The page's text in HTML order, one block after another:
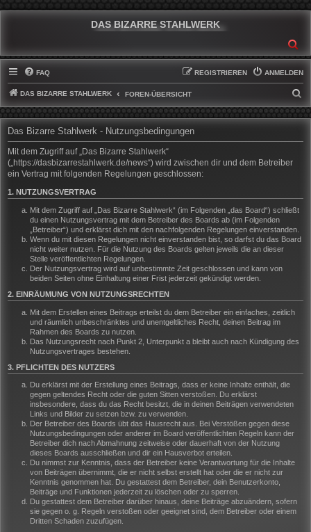
DAS BIZARRE STAHLWERK
FAQ ANMELDEN
REGISTRIEREN
DAS BIZARRE STAHLWERK FOREN-ÜBERSICHT
U
H
Das Bizarre Stahlwerk - Nutzungsbedingungen
Mit dem Zugriff auf „Das Bizarre Stahlwerk“
(„https://dasbizarrestahlwerk.de/news“) wird zwischen dir und dem Betreiber
ein Vertrag mit folgenden Regelungen geschlossen:
1. NUTZUNGSVERTRAG
Mit dem Zugriff auf „Das Bizarre Stahlwerk“ (im Folgenden „das Board“) schließt
du einen Nutzungsvertrag mit dem Betreiber des Boards ab (im Folgenden
„Betreiber“) und erklärst dich mit den nachfolgenden Regelungen einverstanden.
Wenn du mit diesen Regelungen nicht einverstanden bist, so darfst du das Board
nicht weiter nutzen. Für die Nutzung des Boards gelten jeweils die an dieser
Stelle veröffentlichten Regelungen.
Der Nutzungsvertrag wird auf unbestimmte Zeit geschlossen und kann von
beiden Seiten ohne Einhaltung einer Frist jederzeit gekündigt werden.
2. EINRÄUMUNG VON NUTZUNGSRECHTEN
Mit dem Erstellen eines Beitrags erteilst du dem Betreiber ein einfaches, zeitlich
und räumlich unbeschränktes und unentgeltliches Recht, deinen Beitrag im
Rahmen des Boards zu nutzen.
Das Nutzungsrecht nach Punkt 2, Unterpunkt a bleibt auch nach Kündigung des
Nutzungsvertrages bestehen.
3. PFLICHTEN DES NUTZERS
Du erklärst mit der Erstellung eines Beitrags, dass er keine Inhalte enthält, die
gegen geltendes Recht oder die guten Sitten verstoßen. Du erklärst
insbesondere, dass du das Recht besitzt, die in deinen Beiträgen verwendeten
Links und Bilder zu setzen bzw. zu verwenden.
Der Betreiber des Boards übt das Hausrecht aus. Bei Verstößen gegen diese
Nutzungsbedingungen oder anderer im Board veröffentlichten Regeln kann der
Betreiber dich nach Abmahnung zeitweise oder dauerhaft von der Nutzung
dieses Boards ausschließen und dir ein Hausverbot erteilen.
Du nimmst zur Kenntnis, dass der Betreiber keine Verantwortung für die Inhalte
von Beiträgen übernimmt, die er nicht selbst erstellt hat oder die er nicht zur
Kenntnis genommen hat. Du gestattest dem Betreiber, dein Benutzerkonto,
Beiträge und Funktionen jederzeit zu löschen oder zu sperren.
Du gestattest dem Betreiber darüber hinaus, deine Beiträge abzuändern, sofern
sie gegen o. g. Regeln verstoßen oder geeignet sind, dem Betreiber oder einem
Dritten Schaden zuzufügen.